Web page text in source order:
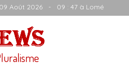
Août 2026 - 09 : 47 à Lomé